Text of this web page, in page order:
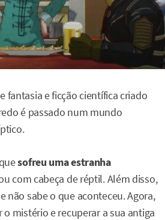
fantasia e ficção científica criado
é passado num mundo
sofreu uma estranha
com cabeça de réptil. Além disso,
não sabe o que aconteceu. Agora,
mistério e recuperar a sua antiga